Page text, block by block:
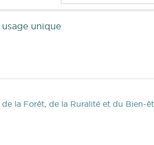
unique
la Forêt, de la Ruralité et du Bien-